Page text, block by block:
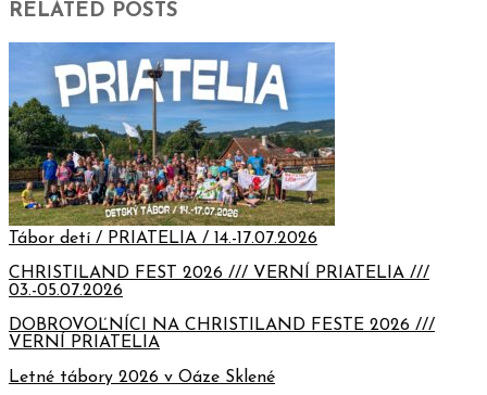
RELATED POSTS
Tábor detí / PRIATELIA / 14.-17.07.2026
CHRISTILAND FEST 2026 /// VERNÍ PRIATELIA ///
03.-05.07.2026
DOBROVOĽNÍCI NA CHRISTILAND FESTE 2026 ///
VERNÍ PRIATELIA
Letné tábory 2026 v Oáze Sklené